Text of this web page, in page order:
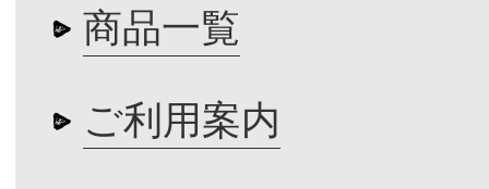
商品一覧
ご利用案内